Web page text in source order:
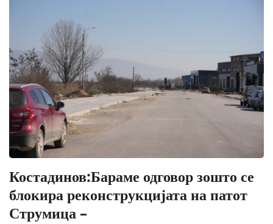
Костадинов:Бараме одговор зошто се
блокира реконструкцијата на патот
Струмица –